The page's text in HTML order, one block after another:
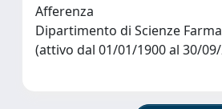
Afferenza
Dipartimento di Scienze
(attivo dal 01/01/1900 al 30/